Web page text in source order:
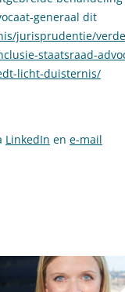
generaal dit
jurisprudentie/
staatsraad-
licht-duisternis/
LinkedIn en e-mail